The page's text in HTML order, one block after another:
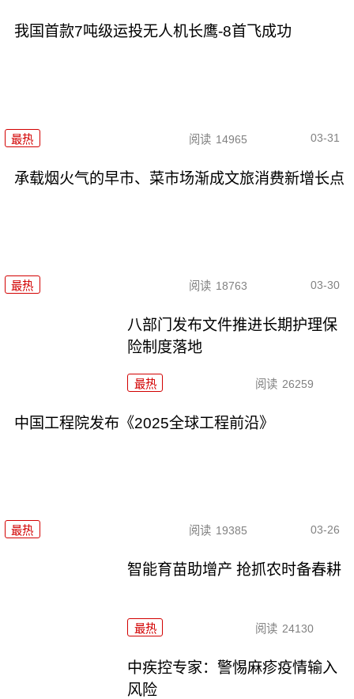
我国首款7吨级运投无人机长鹰-8首飞成功
最热 阅读 14965 03-31
承载烟火气的早市、菜市场渐成文旅消费新增长点
最热 阅读 18763 03-30
八部门发布文件推进长期护理保
险制度落地
最热 阅读 26259
中国工程院发布《2025全球工程前沿》
最热 阅读 19385 03-26
智能育苗助增产 抢抓农时备春耕
最热 阅读 24130
中疾控专家：警惕麻疹疫情输入
风险